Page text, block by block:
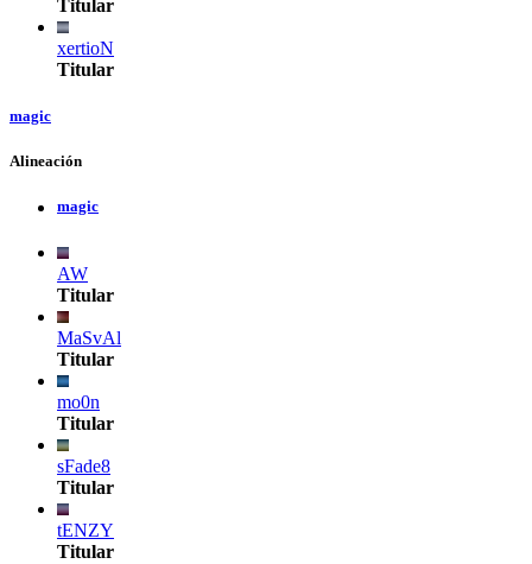
Titular
xertioN
Titular
magic
Alineación
magic
AW
Titular
MaSvAl
Titular
mo0n
Titular
sFade8
Titular
tENZY
Titular